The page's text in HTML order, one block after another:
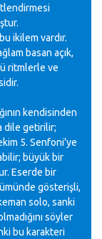
ikilem vardır.
basan açık,
ritmlerle ve
kendisinden
dile getirilir;
5. Senfoni'ye
büyük bir
Eserde bir
gösterişli,
solo, sanki
söyler
bu karakteri